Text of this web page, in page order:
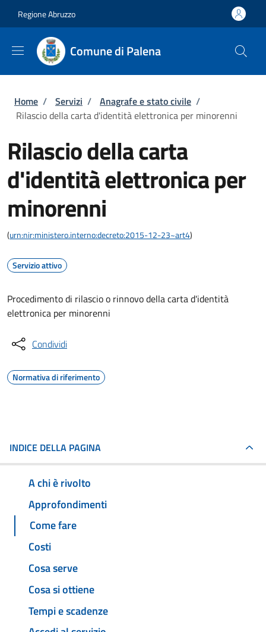
Regione Abruzzo
Comune di Palena
Briciole di pane
Home / Servizi / Anagrafe e stato civile /
Rilascio della carta d'identità elettronica per minorenni
Rilascio della carta
d'identità elettronica per
minorenni
(urn:nir:ministero.interno:decreto:2015-12-23~art4)
Servizio attivo
Procedimento di rilascio o rinnovo della carta d'identità
elettronica per minorenni
Condividi
Normativa di riferimento
INDICE DELLA PAGINA
A chi è rivolto
Approfondimenti
Come fare
Costi
Cosa serve
Cosa si ottiene
Tempi e scadenze